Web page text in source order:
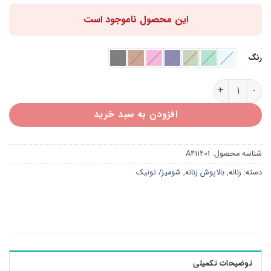
این محصول ناموجود است
رنگ
شومیز یارا پلنگی A411201 عدد
افزودن به سبد خرید
شناسه محصول: A411201
دسته: زنانه, بالاپوش زنانه, شومیز/ تونیک
توضیحات تکمیلی